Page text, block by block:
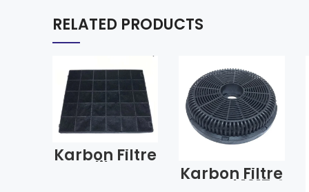
RELATED PRODUCTS
Karbon Filtre
Arçelik Kare Karbon Filtre
Kumtel 1017 4